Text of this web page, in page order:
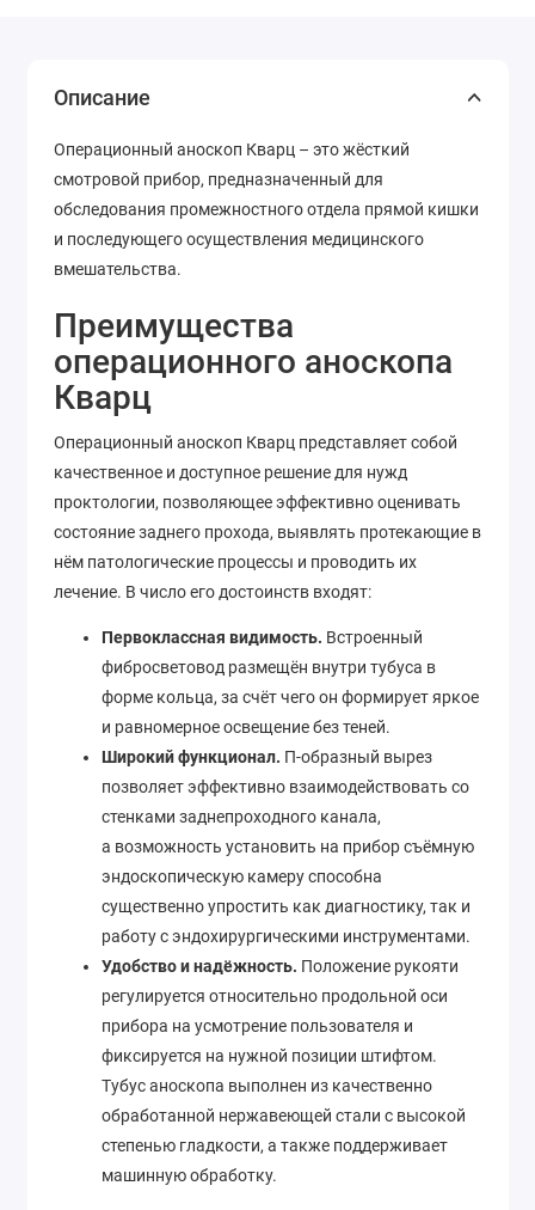
Описание
Операционный аноскоп Кварц – это жёсткий
смотровой прибор, предназначенный для
обследования промежностного отдела прямой кишки
и последующего осуществления медицинского
вмешательства.
Преимущества
операционного аноскопа
Кварц
Операционный аноскоп Кварц представляет собой
качественное и доступное решение для нужд
проктологии, позволяющее эффективно оценивать
состояние заднего прохода, выявлять протекающие в
нём патологические процессы и проводить их
лечение. В число его достоинств входят:
Первоклассная видимость. Встроенный
фибросветовод размещён внутри тубуса в
форме кольца, за счёт чего он формирует яркое
и равномерное освещение без теней.
Широкий функционал. П-образный вырез
позволяет эффективно взаимодействовать со
стенками заднепроходного канала,
а возможность установить на прибор съёмную
эндоскопическую камеру способна
существенно упростить как диагностику, так и
работу с эндохирургическими инструментами.
Удобство и надёжность. Положение рукояти
регулируется относительно продольной оси
прибора на усмотрение пользователя и
фиксируется на нужной позиции штифтом.
Тубус аноскопа выполнен из качественно
обработанной нержавеющей стали с высокой
степенью гладкости, а также поддерживает
машинную обработку.